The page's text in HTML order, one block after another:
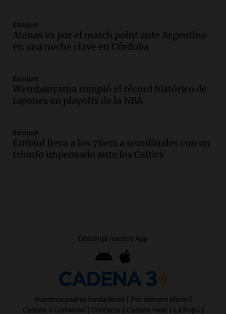
Básquet
Atenas va por el match point ante Argentino
en una noche clave en Córdoba
Básquet
Wembanyama rompió el récord histórico de
tapones en playoffs de la NBA
Básquet
Embiid lleva a los 76ers a semifinales con un
triunfo impensado ante los Celtics
Descargá nuestra App
Nuestros padres fundadores | Por siempre Mario |
Cadena 3 Comercial | Contacto | Cadena Heat | La Popu |